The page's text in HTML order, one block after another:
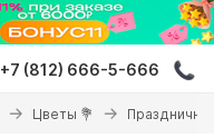
+7 (812) 666-5-666
Цветы 💐